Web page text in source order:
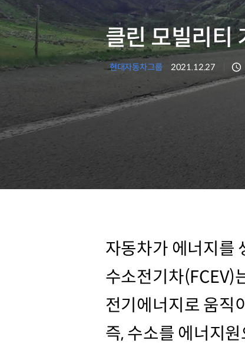
클린 모빌리티
현대자동차그룹 2021.12.27
자동차가 에너지를
수소전기차(FCEV)
전기에너지로 움직
즉, 수소를 에너지